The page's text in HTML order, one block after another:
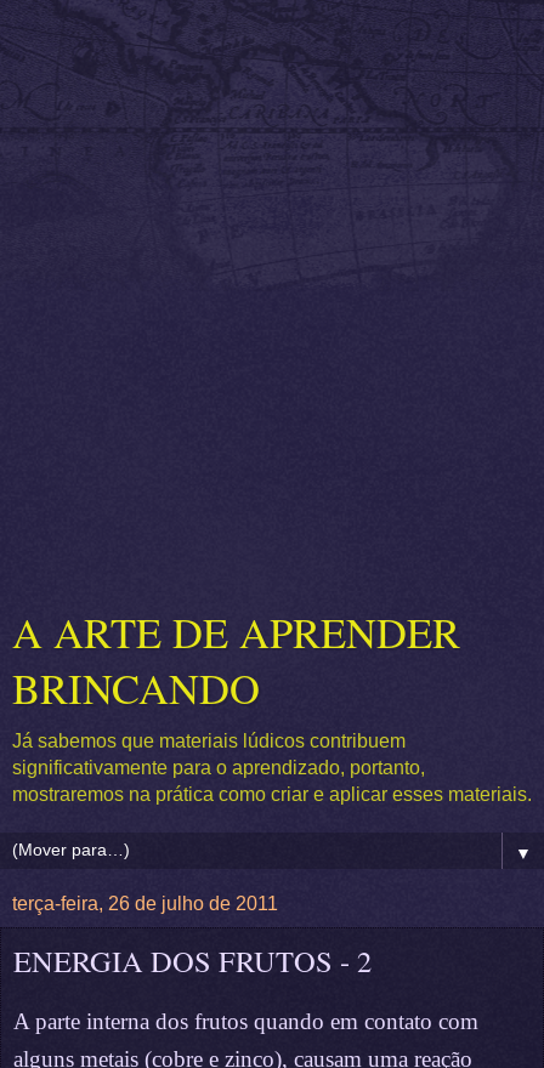
A ARTE DE APRENDER
BRINCANDO
Já sabemos que materiais lúdicos contribuem
significativamente para o aprendizado, portanto,
mostraremos na prática como criar e aplicar esses materiais.
▼
terça-feira, 26 de julho de 2011
ENERGIA DOS FRUTOS - 2
A parte interna dos frutos quando em contato com
alguns metais (cobre e zinco), causam uma reação